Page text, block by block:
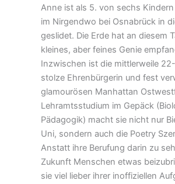
Anne ist als 5. von sechs
im Nirgendwo bei Osnabrück in
geslidet. Die Erde hat an diesem
kleines, aber feines Genie
Inzwischen ist die mittlerweile
stolze Ehrenbürgerin und fest
glamourösen Manhattan
Lehramtsstudium im Gepäck
Pädagogik) macht sie nicht nur
Uni, sondern auch die Poetry
Anstatt ihre Berufung darin zu
Zukunft Menschen etwas
sie viel lieber ihrer inoffiziellen